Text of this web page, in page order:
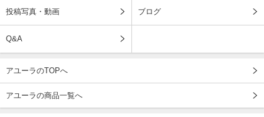
投稿写真・動画 ブログ
Q&A
アユーラのTOPへ
アユーラの商品一覧へ